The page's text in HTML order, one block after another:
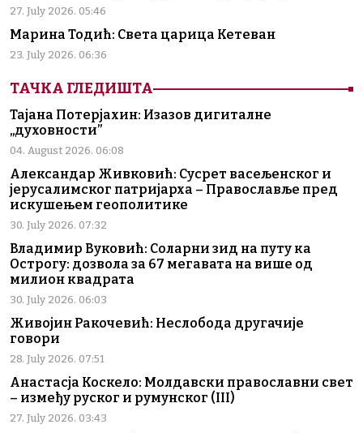
27. July 2026. 05:46
Марина Тодић: Света царица Кетеван
23. July 2026. 06:36
ТАЧКА ГЛЕДИШТА
Тајана Потерјахин: Изазов дигиталне
„духовности”
04. August 2026. 06:08
Александар Живковић: Сусрет васељенског и
јерусалимског патријарха – Православље пред
искушењем геополитике
30. July 2026. 07:32
Владимир Вуковић: Соларни зид на путу ка
Острогу: дозвола за 67 мегавата на више од
милион квадрата
30. July 2026. 06:03
Живојин Ракочевић: Неслобода другачије
говори
28. July 2026. 07:51
Анастасја Коскело: Молдавски православни свет
– између руског и румунског (III)
27. July 2026. 03:43